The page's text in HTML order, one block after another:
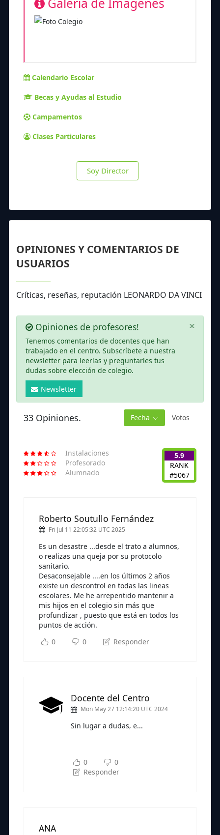
Calendario Escolar
Becas y Ayudas al Estudio
Campamentos
Clases Particulares
Soy Director
OPINIONES Y COMENTARIOS DE
USUARIOS
Críticas, reseñas, reputación LEONARDO DA VINCI
×
Opiniones de profesores!
Tenemos comentarios de docentes que han
trabajado en el centro. Subscríbete a nuestra
newsletter para leerlas y preguntarles tus
dudas sobre elección de colegio.
Newsletter
33 Opiniones. Fecha Votos
Instalaciones
Profesorado
Alumnado
5.9
RANK
#5067
Roberto Soutullo Fernández
Fri Jul 11 22:05:32 UTC 2025
Es un desastre ...desde el trato a alumnos,
o realizas una queja por su protocolo
sanitario.
Desaconsejable ....en los últimos 2 años
existe un descontrol en todas las lineas
escolares. Me he arrepentido mantenir a
mis hijos en el colegio sin más que
profundizar , puesto que está en todos los
puntos de acción.
0
0 Responder
Docente del Centro
Mon May 27 12:14:20 UTC 2024
Sin lugar a dudas, e...
0
0
Responder
ANA